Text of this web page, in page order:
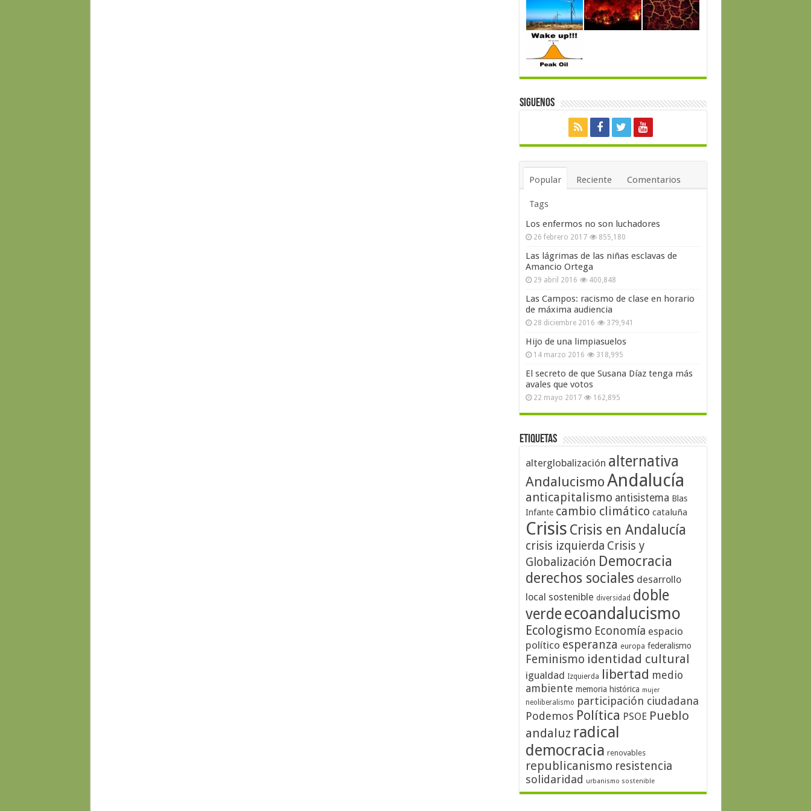
Siguenos
Popular Reciente Comentarios
Tags
Los enfermos no son luchadores
26 febrero 2017 855,180
Las lágrimas de las niñas esclavas de
Amancio Ortega
29 abril 2016 400,848
Las Campos: racismo de clase en horario
de máxima audiencia
28 diciembre 2016 379,941
Hijo de una limpiasuelos
14 marzo 2016 318,995
El secreto de que Susana Díaz tenga más
avales que votos
22 mayo 2017 162,895
Etiquetas
alterglobalización alternativa
AndalucismoAndalucía
anticapitalismo antisistema Blas
Infante cambio climático cataluña
Crisis Crisis en Andalucía
crisis izquierda Crisis y
Globalización Democracia
derechos sociales desarrollo
local sostenible diversidad doble
verdeecoandalucismo
Ecologismo Economía espacio
político esperanza europa federalismo
Feminismo identidad cultural
igualdad Izquierda libertad medio
ambiente memoria histórica mujer
neoliberalismo participación ciudadana
Podemos Política PSOE Pueblo
andaluz radical
democracia renovables
republicanismo resistencia
solidaridad urbanismo sostenible